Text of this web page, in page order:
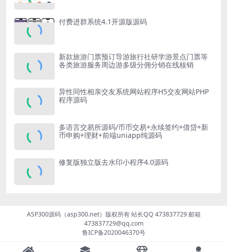
付费进群系统4.1开源版源码
新款旅游门票预订导游旅行社研学游景点门票等
各类旅游服务周边游多级分佣分销在线核销
异性同性相亲交友系统网站程序H5交友网站PHP
程序源码
多语言交易所源码/币币交易+永续签约+借贷+新
币申购+理财+前端uniapp纯源码
修复版独立版去水印小程序4.0源码
ASP300源码（asp300.net）版权所有 站长QQ 473837729 邮箱
473837729@qq.com
鲁ICP备2020046370号